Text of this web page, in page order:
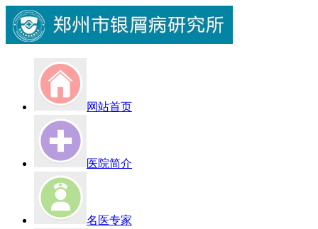
网站首页
医院简介
名医专家